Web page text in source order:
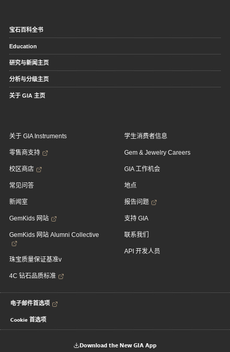
宝石百科全书
Education
研究与新闻主页
分析与分级主页
关于 GIA 主页
关于 GIA Instruments
零售商支持
校区商店
常见问答
新闻室
GemKids 网站
GemKids 网站 Alumni Collective
珠宝质量保证基准v
4C 钻石品质标准
学生消费者信息
Gem & Jewelry Careers
GIA 工作机会
地点
报告问题
支持 GIA
联系我们
API 开发人员
电子邮件首选项
Cookie 首选项
Download the New GIA App